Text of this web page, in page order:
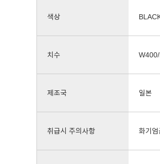
색상
치수
제조국 일본
취급시 주의사항 화기엄